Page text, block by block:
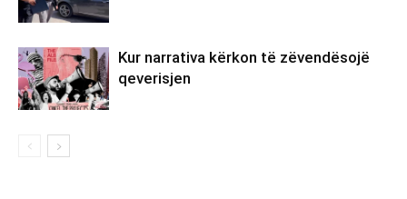
Kur narrativa kërkon të zëvendësojë
qeverisjen